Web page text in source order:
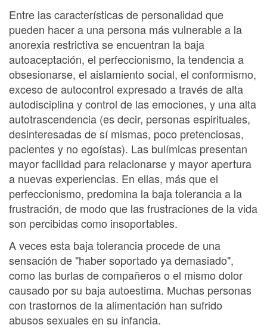
Entre las características de personalidad que
pueden hacer a una persona más vulnerable a la
anorexia restrictiva se encuentran la baja
autoaceptación, el perfeccionismo, la tendencia a
obsesionarse, el aislamiento social, el conformismo,
exceso de autocontrol expresado a través de alta
autodisciplina y control de las emociones, y una alta
autotrascendencia (es decir, personas espirituales,
desinteresadas de sí mismas, poco pretenciosas,
pacientes y no egoístas). Las bulímicas presentan
mayor facilidad para relacionarse y mayor apertura
a nuevas experiencias. En ellas, más que el
perfeccionismo, predomina la baja tolerancia a la
frustración, de modo que las frustraciones de la vida
son percibidas como insoportables.
A veces esta baja tolerancia procede de una
sensación de "haber soportado ya demasiado",
como las burlas de compañeros o el mismo dolor
causado por su baja autoestima. Muchas personas
con trastornos de la alimentación han sufrido
abusos sexuales en su infancia.